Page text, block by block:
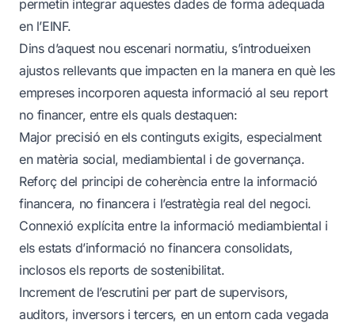
permetin integrar aquestes dades de forma adequada
en l’EINF.
Dins d’aquest nou escenari normatiu, s’introdueixen
ajustos rellevants que impacten en la manera en què les
empreses incorporen aquesta informació al seu report
no financer, entre els quals destaquen:
Major precisió en els continguts exigits, especialment
en matèria social, mediambiental i de governança.
Reforç del principi de coherència entre la informació
financera, no financera i l’estratègia real del negoci.
Connexió explícita entre la informació mediambiental i
els estats d’informació no financera consolidats,
inclosos els reports de sostenibilitat.
Increment de l’escrutini per part de supervisors,
auditors, inversors i tercers, en un entorn cada vegada